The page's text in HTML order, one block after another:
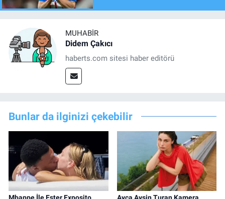
MUHABIR
Didem Çakıcı
haberts.com sitesi haber editörü
Bunlar da ilginizi çekebilir
Mbappe İle Ester Exposito
Ayça Ayşin Turan Kamera